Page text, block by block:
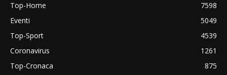
Top-Home
7598
Eventi
5049
Top-Sport
4539
Coronavirus
1261
Top-Cronaca
875